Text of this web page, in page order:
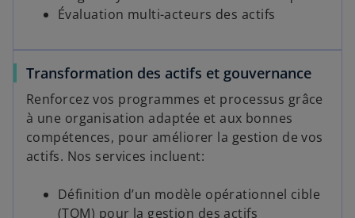
Évaluation multi-acteurs des actifs
Transformation des actifs et gouvernance
Renforcez vos programmes et processus grâce
à une organisation adaptée et aux bonnes
compétences, pour améliorer la gestion de vos
actifs. Nos services incluent:
Définition d’un modèle opérationnel cible
(TOM) pour la gestion des actifs